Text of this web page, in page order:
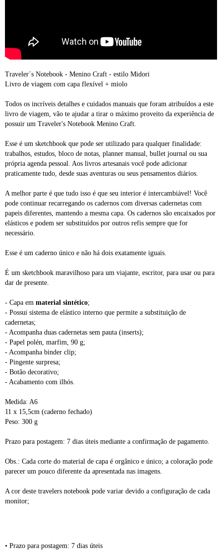
Traveler´s Notebook - Menino Craft - estilo Midori
Livro de viagem com capa flexível + miolo
Todos os incríveis detalhes e cuidados manuais que foram atribuídos a este
livro de viagem, vão te ajudar a tirar o máximo proveito da experiência de
possuir um Traveler's Notebook Menino Craft.
Esse é um sketchbook que pode ser utilizado para qualquer finalidade:
trabalhos, estudos, bloco de notas, planner manual, bullet journal ou sua
própria agenda pessoal. Aos livros artesanais você pode adicionar
praticamente tudo, desde suas aventuras ou seus pensamentos diários.
A melhor parte é que tudo isso é que seu interior é intercambiável! Você
pode continuar recarregando os cadernos com diversas cadernetas com
papeis diferentes, mantendo a mesma capa. Os cadernos são encaixados por
elásticos e podem ser substituídos por outros refis sempre que for
necessário.
Esse é um caderno único e não há dois exatamente iguais.
É um sketchbook maravilhoso para um viajante, escritor, para usar ou para
dar de presente.
- Capa em material sintético;
- Possui sistema de elástico interno que permite a substituição de
cadernetas;
- Acompanha duas cadernetas sem pauta (inserts);
- Papel polén, marfim, 90 g;
- Acompanha binder clip;
- Pingente surpresa;
- Botão decorativo;
- Acabamento com ilhós.
Medida: A6
11 x 15,5cm (caderno fechado)
Peso: 300 g
Prazo para postagem: 7 dias úteis mediante a confirmação de pagamento.
Obs.: Cada corte do material de capa é orgânico e único; a coloração pode
parecer um pouco diferente da apresentada nas imagens.
A cor deste travelers notebook pode variar devido a configuração de cada
monitor;
• Prazo para postagem: 7 dias úteis